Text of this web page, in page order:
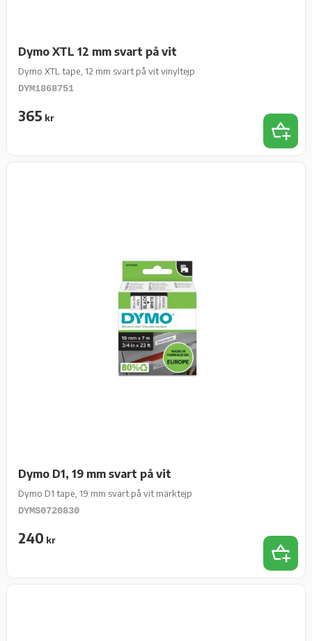
Dymo XTL 12 mm svart på vit
Dymo XTL tape, 12 mm svart på vit vinyltejp
DYM1868751
365 kr
Dymo D1, 19 mm svart på vit
Dymo D1 tape, 19 mm svart på vit märktejp
DYMS0720830
240 kr